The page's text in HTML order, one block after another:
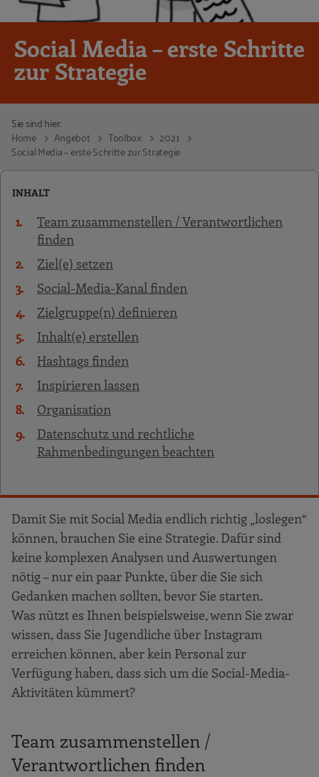
Social Media – erste Schritte
zur Strategie
Sie sind hier:
Home
Angebot Toolbox
2021
Social Media – erste Schritte zur Strategie
INHALT
Team zusammenstellen / Verantwortlichen
finden
Ziel(e) setzen
Social-Media-Kanal finden
Zielgruppe(n) definieren
Inhalt(e) erstellen
Hashtags finden
Inspirieren lassen
Organisation
Datenschutz und rechtliche
Rahmenbedingungen beachten
Damit Sie mit Social Media endlich richtig „loslegen“
können, brauchen Sie eine Strategie. Dafür sind
keine komplexen Analysen und Auswertungen
nötig – nur ein paar Punkte, über die Sie sich
Gedanken machen sollten, bevor Sie starten.
Was nützt es Ihnen beispielsweise, wenn Sie zwar
wissen, dass Sie Jugendliche über Instagram
erreichen können, aber kein Personal zur
Verfügung haben, dass sich um die Social-Media-
Aktivitäten kümmert?
Team zusammenstellen /
Verantwortlichen finden